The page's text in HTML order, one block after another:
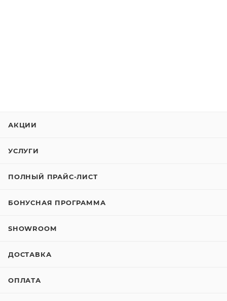
АКЦИИ
УСЛУГИ
ПОЛНЫЙ ПРАЙС-ЛИСТ
БОНУСНАЯ ПРОГРАММА
SHOWROOM
ДОСТАВКА
ОПЛАТА